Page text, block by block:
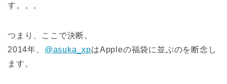
す。。。
つまり、ここで決断。
2014年、 @asuka_xpはAppleの福袋に並ぶのを断念し
ます。